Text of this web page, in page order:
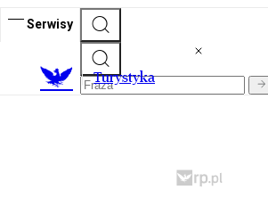
Serwisy
Turystyka